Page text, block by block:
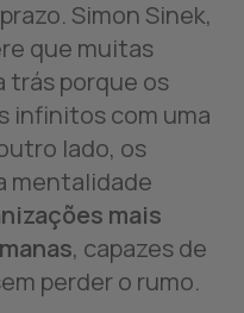
Simon Sinek,
que muitas
trás porque os
infinitos com uma
lado, os
mentalidade
mais
, capazes de
perder o rumo.